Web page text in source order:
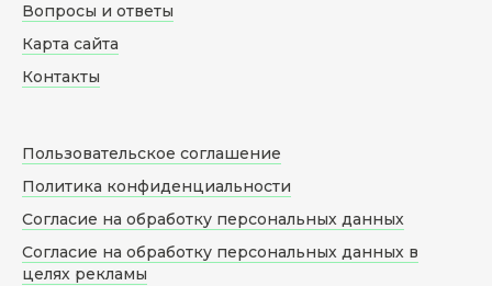
Вопросы и ответы
Карта сайта
Контакты
Пользовательское соглашение
Политика конфиденциальности
Согласие на обработку персональных данных
Согласие на обработку персональных данных в
целях рекламы